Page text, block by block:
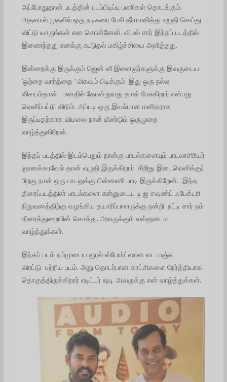
அப்போதுதான் படத்தின் படப்பிடிப்பு பணிகள் தொடங்கும்.
அதனால் முதலில் ஒரு நடிகரை பேசி தீர்மானித்து உறுதி செய்து
விட்டு வாருங்கள் என சொன்னேன். விமல் சார் இந்தப் படத்தில்
இணைந்தது எனக்கு கூடுதல் மகிழ்ச்சியை அளித்தது.
இன்றைக்கு இருக்கும் ஜென் ஸீ இளைஞர்களுக்கு இவருடைய
‘ஒற்றை வார்த்தை ‘ மிகவும் பிடிக்கும். இது ஒரு நல்ல
விசயம்தான். மனதில் தோன்றுவது தான் பேசுகிறார் என்பது
வெளிப்பட்டு விடும். அப்படி ஒரு இயல்பான மனிதராக
இருப்பதற்காக விமலை நான் மீண்டும் ஒருமுறை
வாழ்த்துகிறேன்.
இந்தப் படத்தில் இடம்பெறும் நான்கு பாடல்களையும் பாடலாசிரியர்
ஞானக்கரவேல் தான் எழுதி இருக்கிறார். சிறிது இடைவெளிக்குப்
பிறகு நான் ஒரு பாடலுக்கு பின்னணி பாடி இருக்கிறேன். இந்த
திரைப்படத்தின் பாடல்களை என்னுடைய டி ஐ சவுண்ட் ஃபேக்டரி
நிறுவனத்திற்கு வழங்கிய தயாரிப்பாளருக்கு நன்றி. நட்டி சார் நம்
திரைத்துறையின் சொத்து. அவருக்கும் என்னுடைய
வாழ்த்துக்கள்.
இந்தப் படம் நம்முடைய ரூரல் ஸ்போர்ட்ஸான வட மஞ்சு
விரட்டு பற்றிய படம். அது தொடர்பான காட்சிகளை நேர்த்தியாக
தொகுத்திருக்கிறார் எடிட்டர் ஷபு. அவருக்கு என் வாழ்த்துக்கள்.